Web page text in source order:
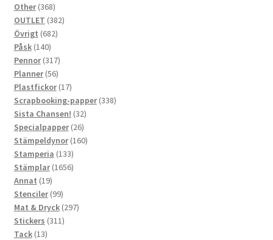
Other 368368
produkter
OUTLET 382382
Övrigt 682682
Påsk 140140
produkter
Pennor 317317
produkter
Planner 5656
produkter
Plastfickor 1717
produkter
Scrapbooking-papper 338338
Sista Chansen! 3232
produkter
Specialpapper 2626
produkter
Stämpeldynor 160160
Stamperia 133133
produkter
Stämplar 16561656
Annat 1919
produkter
Stenciler 9999
produkter
Mat & Dryck 297297
Stickers 311311
Tack 1313